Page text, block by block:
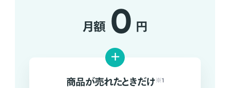
月額 0 円
+
商品が売れたときだけ ※1